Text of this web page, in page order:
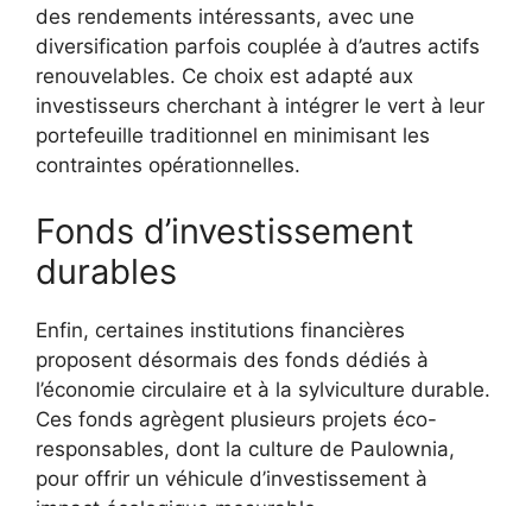
des rendements intéressants, avec une
diversification parfois couplée à d’autres actifs
renouvelables. Ce choix est adapté aux
investisseurs cherchant à intégrer le vert à leur
portefeuille traditionnel en minimisant les
contraintes opérationnelles.
Fonds d’investissement
durables
Enfin, certaines institutions financières
proposent désormais des fonds dédiés à
l’économie circulaire et à la sylviculture durable.
Ces fonds agrègent plusieurs projets éco-
responsables, dont la culture de Paulownia,
pour offrir un véhicule d’investissement à